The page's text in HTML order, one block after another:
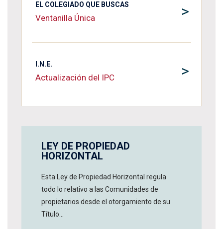
>
EL COLEGIADO QUE BUSCAS
Ventanilla Única
>
I.N.E.
Actualización del IPC
LEY DE PROPIEDAD
HORIZONTAL
Esta Ley de Propiedad Horizontal regula
todo lo relativo a las Comunidades de
propietarios desde el otorgamiento de su
Título...